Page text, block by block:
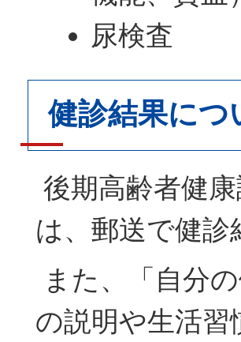
尿検査
健診結果につ
後期高齢者健
は、郵送で健
また、「自分
の説明や生活習